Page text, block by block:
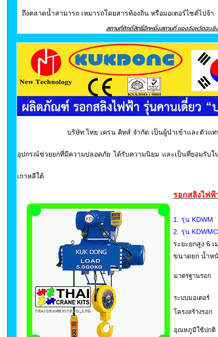
ถึงตลาดน้ำสามารถ เหมารถโดยสารท้องถิ่น หรือมอเตอร์ไซต์ไปจ้า
สถานที่ศักดิ์สิทธิ์อีกหนึ่งสถานที่ ของจังหวัดฉะเชิง
บริษัท ไทย เครน คิทส์ จำกัด เป็นผู้นำเข้าและตัวแ
อุปกรณ์ช่วยยกที่มีความปลอดภัย ได้รับความนิยม และเป็นที่ยอมรับใ
เกาหลีใต้
รอกสลิงไฟฟ้
1. รุ่น
2. รุ่น
ระยะยกสูง 6
ขนาดยก น้ำห
มาตรฐานรอก
ระบบมอเตอร์
โครงสร้างรอก
อุณหภูมิใช้ปกติ